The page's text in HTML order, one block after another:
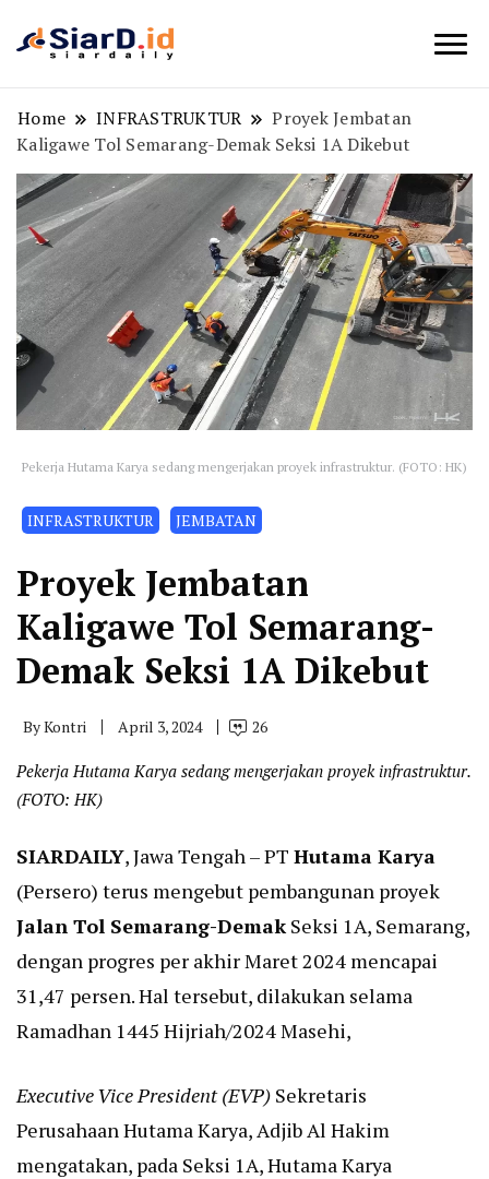
Home INFRASTRUKTUR
Proyek Jembatan
Kaligawe Tol Semarang-Demak Seksi 1A Dikebut
Pekerja Hutama Karya sedang mengerjakan proyek infrastruktur. (FOTO: HK)
INFRASTRUKTUR JEMBATAN
Proyek Jembatan
Kaligawe Tol Semarang-
Demak Seksi 1A Dikebut
ByKontri April 3, 2024 26
Pekerja Hutama Karya sedang mengerjakan proyek infrastruktur.
(FOTO: HK)
SIARDAILY, Jawa Tengah – PT Hutama Karya
(Persero) terus mengebut pembangunan proyek
Jalan Tol Semarang-Demak Seksi 1A, Semarang,
dengan progres per akhir Maret 2024 mencapai
31,47 persen. Hal tersebut, dilakukan selama
Ramadhan 1445 Hijriah/2024 Masehi,
Executive Vice President (EVP) Sekretaris
Perusahaan Hutama Karya, Adjib Al Hakim
mengatakan, pada Seksi 1A, Hutama Karya